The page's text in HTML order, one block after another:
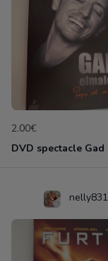
2.00€
DVD spectacle Gad